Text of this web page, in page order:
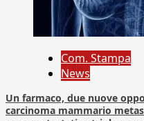
Com. Stampa
News
Un farmaco, due nuove
carcinoma mammario